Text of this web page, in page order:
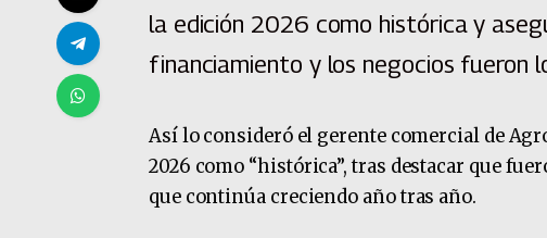
la edición 2026 como histórica y
financiamiento y los negocios fueron
Así lo consideró el gerente comercial de
2026 como “histórica”, tras destacar que
que continúa creciendo año tras año.